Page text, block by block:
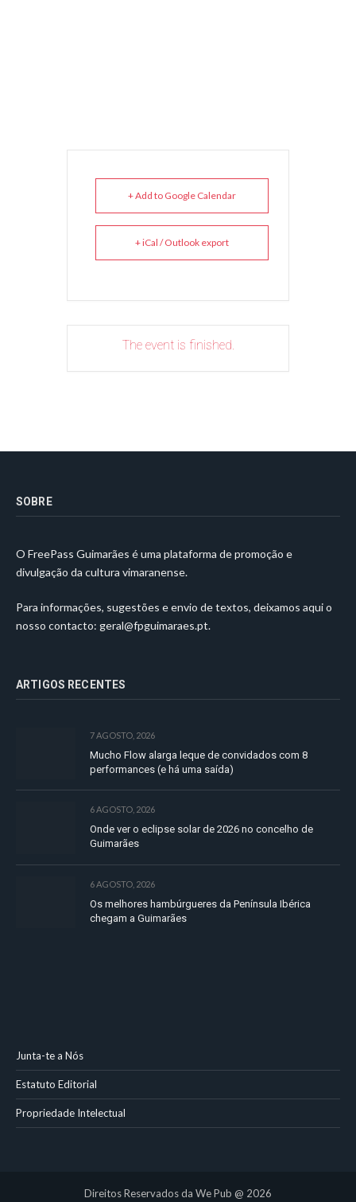
+ Add to Google Calendar
+ iCal / Outlook export
The event is finished.
SOBRE
O FreePass Guimarães é uma plataforma de promoção e
divulgação da cultura vimaranense.
Para informações, sugestões e envio de textos, deixamos aqui o
nosso contacto: geral@fpguimaraes.pt.
ARTIGOS RECENTES
7 AGOSTO, 2026
Mucho Flow alarga leque de convidados com 8
performances (e há uma saída)
6 AGOSTO, 2026
Onde ver o eclipse solar de 2026 no concelho de
Guimarães
6 AGOSTO, 2026
Os melhores hambúrgueres da Península Ibérica
chegam a Guimarães
Junta-te a Nós
Estatuto Editorial
Propriedade Intelectual
Direitos Reservados da We Pub @ 2026